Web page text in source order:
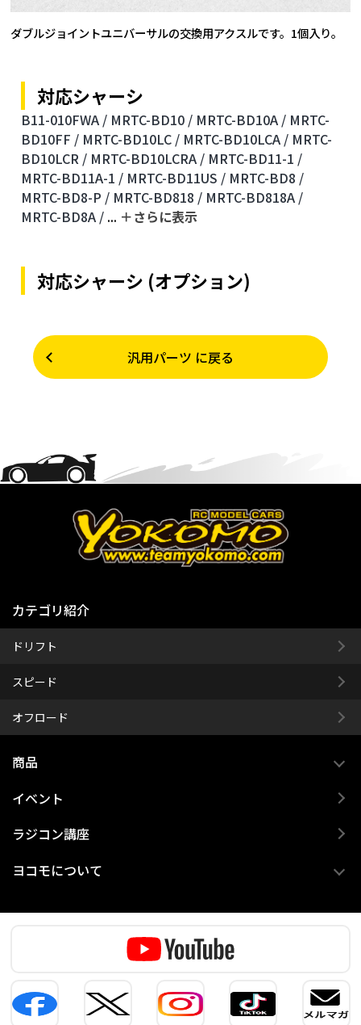
ダブルジョイントユニバーサルの交換用アクスルです。1個入り。
対応シャーシ
B11-010FWA / MRTC-BD10 / MRTC-BD10A / MRTC-
BD10FF / MRTC-BD10LC / MRTC-BD10LCA / MRTC-
BD10LCR / MRTC-BD10LCRA / MRTC-BD11-1 /
MRTC-BD11A-1 / MRTC-BD11US / MRTC-BD8 /
MRTC-BD8-P / MRTC-BD818 / MRTC-BD818A /
MRTC-BD8A / ... ＋さらに表⽰
対応シャーシ (オプション)
汎用パーツ に戻る
カテゴリ紹介
ドリフト
スピード
オフロード
商品
イベント
ラジコン講座
ヨコモについて